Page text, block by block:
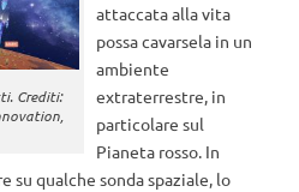
Crediti:
attaccata alla vita
possa cavarsela in un
ambiente
extraterrestre, in
particolare sul
Pianeta rosso. In
su qualche sonda spaziale, lo